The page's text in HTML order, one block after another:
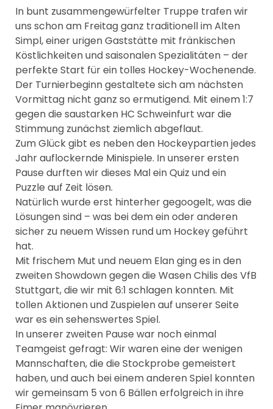
In bunt zusammengewürfelter Truppe trafen wir
uns schon am Freitag ganz traditionell im Alten
Simpl, einer urigen Gaststätte mit fränkischen
Köstlichkeiten und saisonalen Spezialitäten – der
perfekte Start für ein tolles Hockey-Wochenende.
Der Turnierbeginn gestaltete sich am nächsten
Vormittag nicht ganz so ermutigend. Mit einem 1:7
gegen die saustarken HC Schweinfurt war die
Stimmung zunächst ziemlich abgeflaut.
Zum Glück gibt es neben den Hockeypartien jedes
Jahr auflockernde Minispiele. In unserer ersten
Pause durften wir dieses Mal ein Quiz und ein
Puzzle auf Zeit lösen.
Natürlich wurde erst hinterher gegoogelt, was die
Lösungen sind – was bei dem ein oder anderen
sicher zu neuem Wissen rund um Hockey geführt
hat.
Mit frischem Mut und neuem Elan ging es in den
zweiten Showdown gegen die Wasen Chilis des VfB
Stuttgart, die wir mit 6:1 schlagen konnten. Mit
tollen Aktionen und Zuspielen auf unserer Seite
war es ein sehenswertes Spiel.
In unserer zweiten Pause war noch einmal
Teamgeist gefragt: Wir waren eine der wenigen
Mannschaften, die die Stockprobe gemeistert
haben, und auch bei einem anderen Spiel konnten
wir gemeinsam 5 von 6 Bällen erfolgreich in ihre